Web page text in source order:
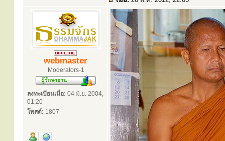
webmaster
Moderators-1
ลงทะเบียนเมื่อ: 04 มิ.ย. 2004,
01:20
โพสต์: 1807